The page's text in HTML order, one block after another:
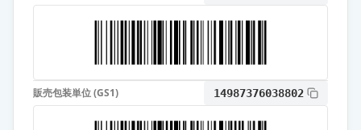
販売包装単位 (GS1) 14987376038802